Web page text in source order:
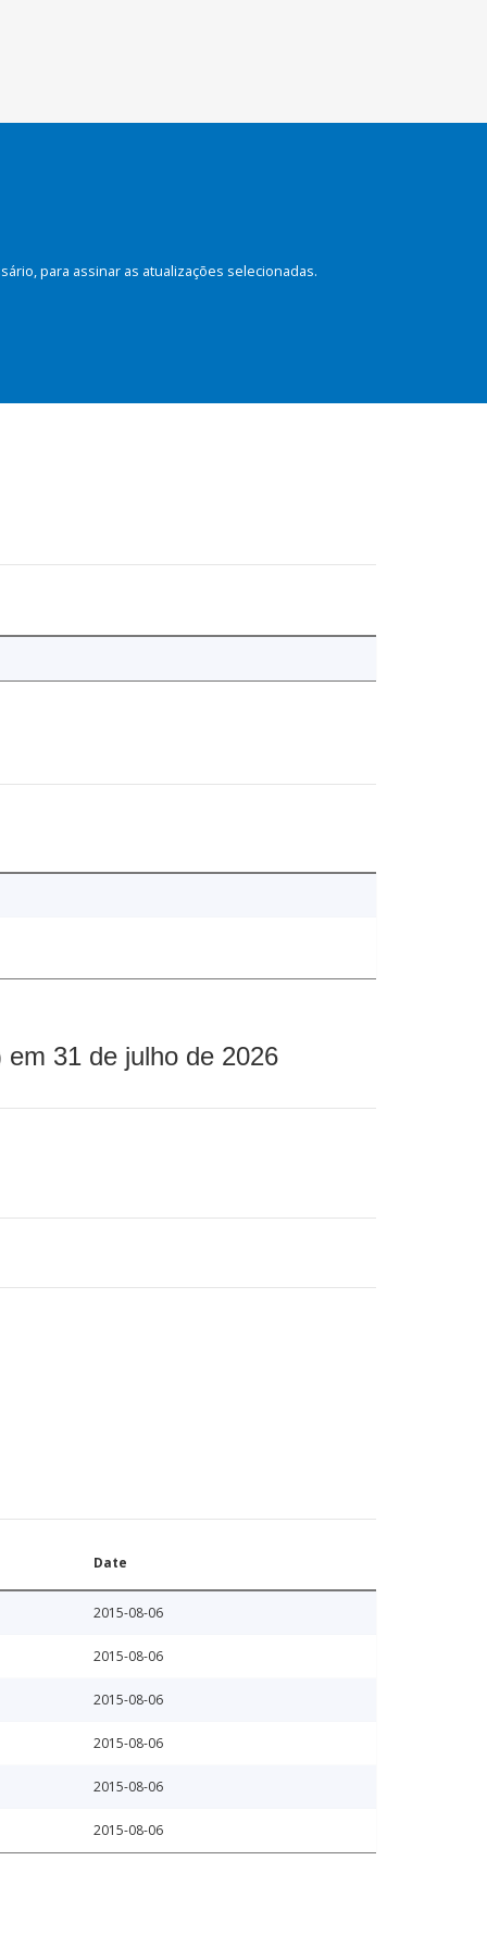
para assinar as atualizações selecionadas.
31 de julho de 2026
Date
2015-08-06
2015-08-06
2015-08-06
2015-08-06
2015-08-06
2015-08-06